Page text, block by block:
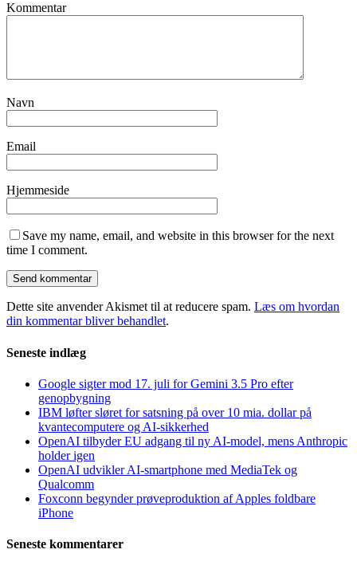
Kommentar
Navn
Email
Hjemmeside
Save my name, email, and website in this browser for the next
time I comment.
Dette site anvender Akismet til at reducere spam. Læs om hvordan
din kommentar bliver behandlet.
Seneste indlæg
Google sigter mod 17. juli for Gemini 3.5 Pro efter
genopbygning
IBM løfter sløret for satsning på over 10 mia. dollar på
kvantecomputere og AI-sikkerhed
OpenAI tilbyder EU adgang til ny AI-model, mens Anthropic
holder igen
OpenAI udvikler AI-smartphone med MediaTek og
Qualcomm
Foxconn begynder prøveproduktion af Apples foldbare
iPhone
Seneste kommentarer